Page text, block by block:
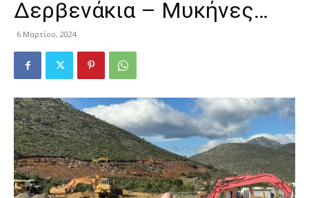
Δερβενάκια – Μυκήνες…
6 Μαρτίου, 2024